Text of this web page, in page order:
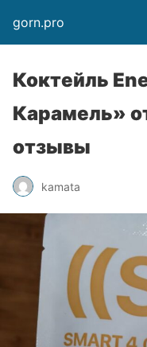
gorn.pro
Коктейль
Карамель»
отзывы
kamata